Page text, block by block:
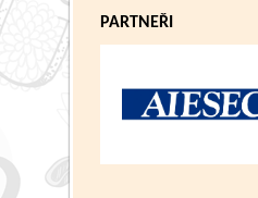
PARTNEŘI